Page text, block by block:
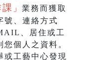
」 業務而獲取
號、連絡方式
、居住或工
個人之資料。
或工藝中心發現